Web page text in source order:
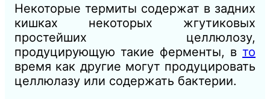
Некоторые термиты содержат в задних
кишках некоторых жгутиковых
простейших целлюлозу,
продуцирующую такие ферменты, в то
время как другие могут продуцировать
целлюлазу или содержать бактерии.